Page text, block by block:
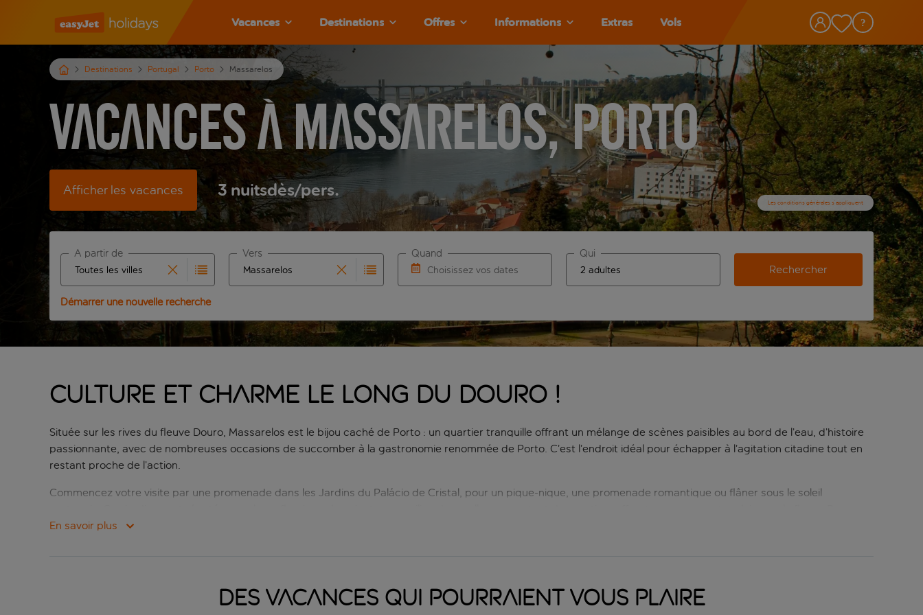
Vacances Destinations Offres Informations Extras Vols
Destinations Portugal Porto Massarelos
Vacances à Massarelos, Porto
Afficher les vacances 3 nuitsdès/pers.
Les conditions générales s’appliquent
Commencez à taper pour la saisie automatique. Lorsque les résultats de saisie automatique sont disponibles pour l’aéroport d’origine, utilisez la touche de tabulation pour
À partir de
Commencez à taper pour la saisie automatique. Lorsque les résultats de la saisie automatique sont disponibles pour l’aéroport de
Vers
Choisissez vos dates
Quand Qui
Rechercher
Démarrer une nouvelle recherche
CULTURE ET CHARME LE LONG DU DOURO !
Située sur les rives du fleuve Douro, Massarelos est le bijou caché de Porto : un quartier tranquille offrant un mélange de scènes paisibles au bord de l’eau, d’histoire
passionnante, avec de nombreuses occasions de succomber à la gastronomie renommée de Porto. C’est l’endroit idéal pour échapper à l’agitation citadine tout en
restant proche de l’action.
Commencez votre visite par une promenade dans les Jardins du Palácio de Cristal, pour un pique-nique, une promenade romantique ou flâner sous le soleil
recueillement pour les marins de Porto qui venaient prier pour la sécurité de leurs périples en mer.
En savoir plus
Des vacances qui pourraient vous plaire